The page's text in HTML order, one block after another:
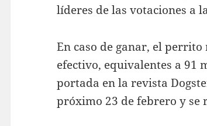
líderes de las votaciones a
En caso de ganar, el
efectivo, equivalentes a 91
portada en la revista
próximo 23 de febrero y se